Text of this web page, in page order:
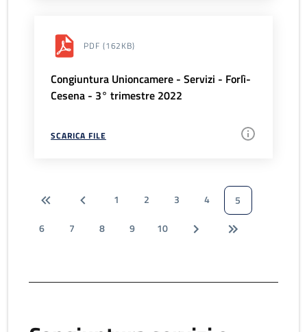
PDF (162KB)
Congiuntura Unioncamere - Servizi - Forlì-
Cesena - 3° trimestre 2022
SCARICA FILE
1 2 3 4
5
6
7 8 9 10